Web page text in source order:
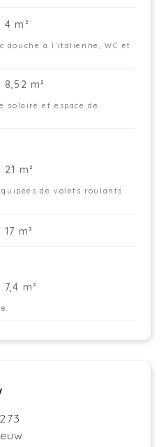
4 m²
douche à l’italienne, WC et
8,52 m²
solaire et espace de
21 m²
de volets roulants
17 m²
7,4 m²